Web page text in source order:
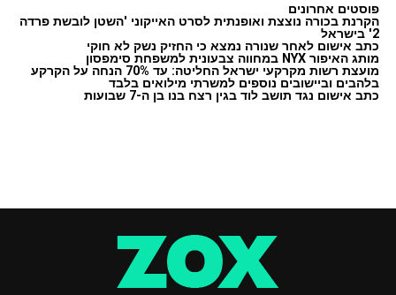
פוסטים אחרונים
הקרנת בכורה נוצצת ואופנתית לסרט האייקוני 'השטן לובשת פרדה
2' בישראל
כתב אישום לאחר שנורה נמצא כי החזיק נשק לא חוקי
מותג האיפור NYX במחווה צבעונית למשפחת סימפסון
מועצת רשות מקרקעי ישראל החליטה: עד 70% הנחה על הקרקע
בלהבים וביישובים נוספים למשרתי מילואים בלבד
כתב אישום נגד תושב לוד בגין רצח בנו בן ה-7 שבועות